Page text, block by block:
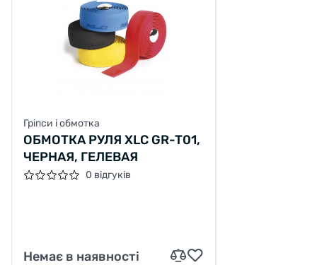
Гріпси і обмотка
ОБМОТКА РУЛЯ XLC GR-T01,
ЧЕРНАЯ, ГЕЛЕВАЯ
0 відгуків
Немає в наявності